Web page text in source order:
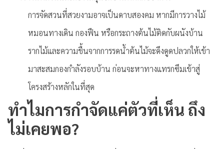
การจัดสวนที่สวยงามอาจเป็นดาบสองคม หากมีการวางไม้
หมอนทางเดิน กองฟืน หรือกระถางต้นไม้ติดกับผนังบ้าน
รากไม้และความชื้นจากการรดน้ำต้นไม้จะดึงดูดปลวกให้เข้า
มาสะสมกองกำลังรอบบ้าน ก่อนจะหาทางแทรกซึมเข้าสู่
โครงสร้างหลักในที่สุด
ทำไมการกำจัดแค่ตัวที่เห็น ถึง
ไม่เคยพอ?